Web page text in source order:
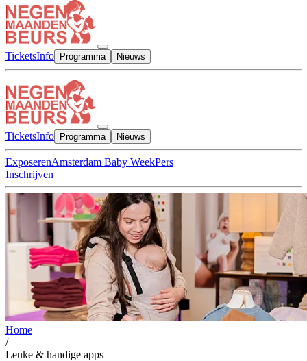
TicketsInfo Programma Nieuws
TicketsInfo Programma Nieuws
ExposerenAmsterdam Baby WeekPers
Inschrijven
Home
/
Leuke & handige apps